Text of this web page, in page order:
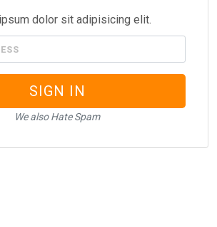
dolor sit adipisicing elit.
SIGN IN
We also Hate Spam